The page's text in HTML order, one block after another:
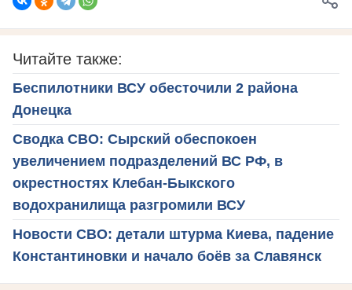
Читайте также:
Беспилотники ВСУ обесточили 2 района
Донецка
Сводка СВО: Сырский обеспокоен
увеличением подразделений ВС РФ, в
окрестностях Клебан-Быкского
водохранилища разгромили ВСУ
Новости СВО: детали штурма Киева, падение
Константиновки и начало боёв за Славянск